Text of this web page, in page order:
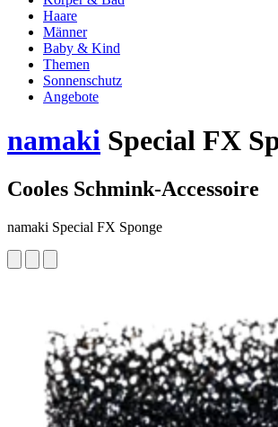
Haare
Männer
Baby & Kind
Themen
Sonnenschutz
Angebote
namaki Special FX
Cooles Schmink-Accessoire
namaki Special FX Sponge